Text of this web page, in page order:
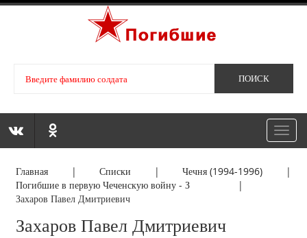
Главная |Списки |Чечня (1994-1996) |
Погибшие в первую Чеченскую войну - З |
Захаров Павел Дмитриевич
Захаров Павел Дмитриевич